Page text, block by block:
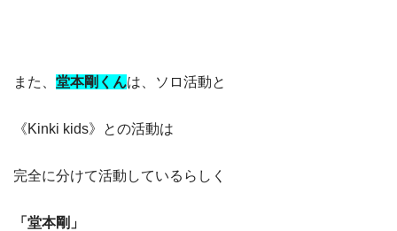
また、 堂本剛 くんは、ソロ活動と
《Kinki kids》との活動は
完全に分けて活動しているらしく
「堂本剛」